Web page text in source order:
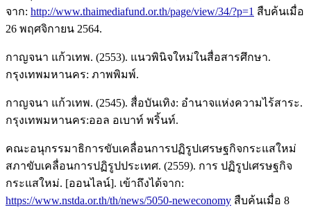
จาก: http://www.thaimediafund.or.th/page/view/34/?p=1 สืบค้นเมื่อ
26 พฤศจิกายน 2564.
กาญจนา แก้วเทพ. (2553). แนวพินิจใหม่ในสื่อสารศึกษา.
กรุงเทพมหานคร: ภาพพิมพ์.
กาญจนา แก้วเทพ. (2545). สื่อบันเทิง: อำนาจแห่งความไร้สาระ.
กรุงเทพมหานคร:ออล อเบาท์ พริ้นท์.
คณะอนุกรรมาธิการขับเคลื่อนการปฏิรูปเศรษฐกิจกระแสใหม่
สภาขับเคลื่อนการปฏิรูปประเทศ. (2559). การ ปฏิรูปเศรษฐกิจ
กระแสใหม่. [ออนไลน์]. เข้าถึงได้จาก:
https://www.nstda.or.th/th/news/5050-neweconomy สืบค้นเมื่อ 8